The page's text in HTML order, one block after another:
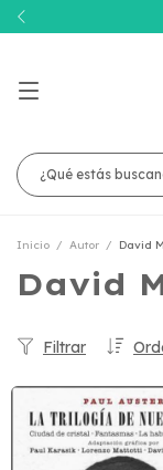
Inicio / Autor / David
David
Filtrar